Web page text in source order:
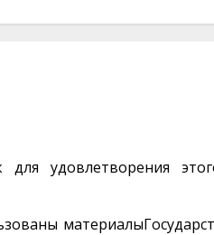
удовлетворения